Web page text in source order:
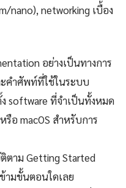
nano), networking เบื้อง
อย่างเป็นทางการ
คำศัพท์ที่ใช้ในระบบ
software ที่จำเป็นทั้งหมด
อ macOS สำหรับการ
ตาม Getting Started
ามขั้นตอนใดเลย